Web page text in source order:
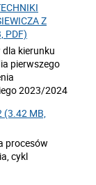
Z
PDF)
kierunku
pierwszego
2023/2024
(3.42 MB,
procesów
cykl